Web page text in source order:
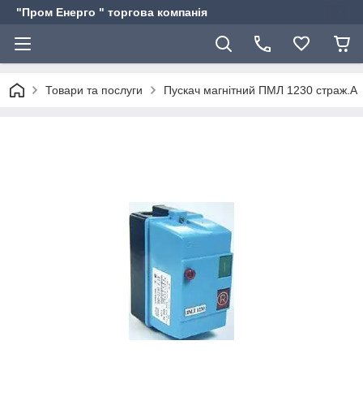
"Пром Енерго " торгова компанія
Товари та послуги Пускач магнітний ПМЛ 1230 страж.А